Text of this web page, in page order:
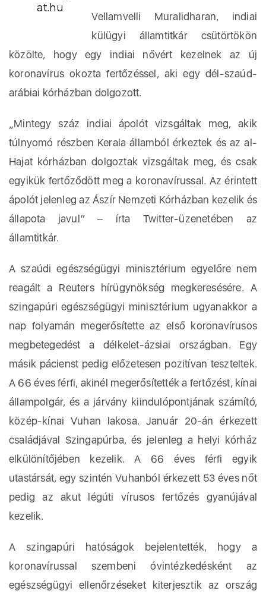
at.hu
Vellamvelli Muralidharan, indiai
külügyi államtitkár csütörtökön
közölte, hogy egy indiai nővért kezelnek az új
koronavírus okozta fertőzéssel, aki egy dél-szaúd-
arábiai kórházban dolgozott.
„Mintegy száz indiai ápolót vizsgáltak meg, akik
túlnyomó részben Kerala államból érkeztek és az al-
Hajat kórházban dolgoztak vizsgáltak meg, és csak
egyikük fertőződött meg a koronavírussal. Az érintett
ápolót jelenleg az Ászír Nemzeti Kórházban kezelik és
állapota javul” – írta Twitter-üzenetében az
államtitkár.
A szaúdi egészségügyi minisztérium egyelőre nem
reagált a Reuters hírügynökség megkeresésére. A
szingapúri egészségügyi minisztérium ugyanakkor a
nap folyamán megerősítette az első koronavírusos
megbetegedést a délkelet-ázsiai országban. Egy
másik pácienst pedig előzetesen pozitívan teszteltek.
A 66 éves férfi, akinél megerősítették a fertőzést, kínai
állampolgár, és a járvány kiindulópontjának számító,
közép-kínai Vuhan lakosa. Január 20-án érkezett
családjával Szingapúrba, és jelenleg a helyi kórház
elkülönítőjében kezelik. A 66 éves férfi egyik
utastársát, egy szintén Vuhanból érkezett 53 éves nőt
pedig az akut légúti vírusos fertőzés gyanújával
kezelik.
A szingapúri hatóságok bejelentették, hogy a
koronavírussal szembeni óvintézkedésként az
egészségügyi ellenőrzéseket kiterjesztik az ország